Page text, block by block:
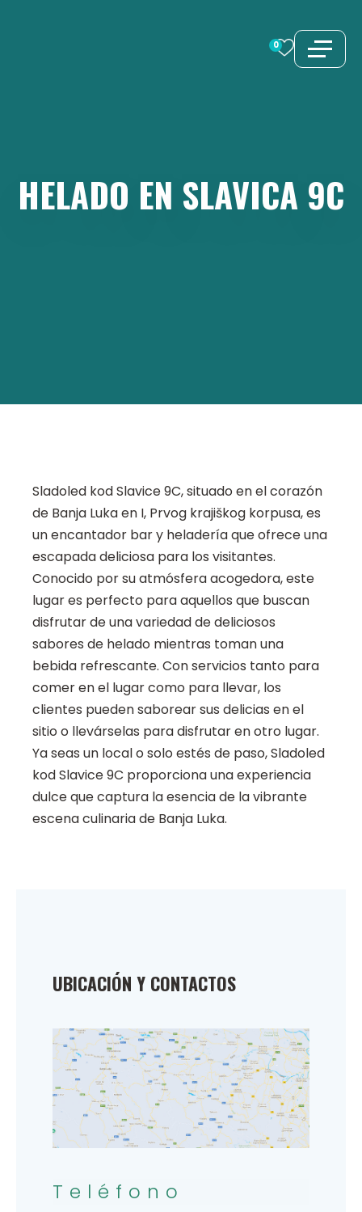
0
HELADO EN SLAVICA 9C
Sladoled kod Slavice 9C, situado en el corazón
de Banja Luka en I, Prvog krajiškog korpusa, es
un encantador bar y heladería que ofrece una
escapada deliciosa para los visitantes.
Conocido por su atmósfera acogedora, este
lugar es perfecto para aquellos que buscan
disfrutar de una variedad de deliciosos
sabores de helado mientras toman una
bebida refrescante. Con servicios tanto para
comer en el lugar como para llevar, los
clientes pueden saborear sus delicias en el
sitio o llevárselas para disfrutar en otro lugar.
Ya seas un local o solo estés de paso, Sladoled
kod Slavice 9C proporciona una experiencia
dulce que captura la esencia de la vibrante
escena culinaria de Banja Luka.
UBICACIÓN Y CONTACTOS
Teléfono